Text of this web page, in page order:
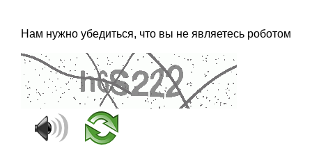
Нам нужно убедиться, что вы не являетесь роботом